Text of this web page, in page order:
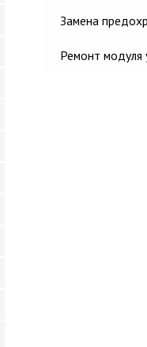
Замена
Ремонт модуля